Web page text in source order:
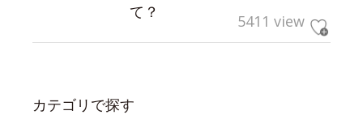
て？
5411 view
カテゴリで探す